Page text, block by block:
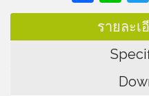
รายละเ